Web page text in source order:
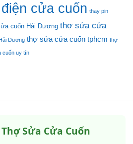
cửa cuốn thay pin
cuốn Hải Dương thợ sửa cửa
Dương thợ sửa cửa cuốn tphcm thợ
cuốn uy tín
Sửa Cửa Cuốn